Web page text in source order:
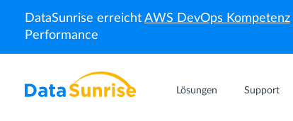
DataSunrise erreicht AWS DevOps Kompetenz
Performance
Lösungen Support